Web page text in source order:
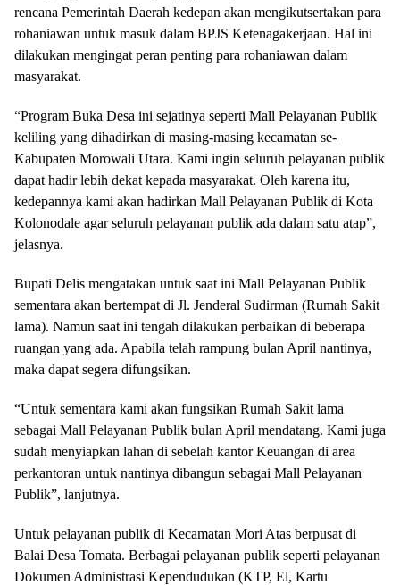
rencana Pemerintah Daerah kedepan akan mengikutsertakan para
rohaniawan untuk masuk dalam BPJS Ketenagakerjaan. Hal ini
dilakukan mengingat peran penting para rohaniawan dalam
masyarakat.
“Program Buka Desa ini sejatinya seperti Mall Pelayanan Publik
keliling yang dihadirkan di masing-masing kecamatan se-
Kabupaten Morowali Utara. Kami ingin seluruh pelayanan publik
dapat hadir lebih dekat kepada masyarakat. Oleh karena itu,
kedepannya kami akan hadirkan Mall Pelayanan Publik di Kota
Kolonodale agar seluruh pelayanan publik ada dalam satu atap”,
jelasnya.
Bupati Delis mengatakan untuk saat ini Mall Pelayanan Publik
sementara akan bertempat di Jl. Jenderal Sudirman (Rumah Sakit
lama). Namun saat ini tengah dilakukan perbaikan di beberapa
ruangan yang ada. Apabila telah rampung bulan April nantinya,
maka dapat segera difungsikan.
“Untuk sementara kami akan fungsikan Rumah Sakit lama
sebagai Mall Pelayanan Publik bulan April mendatang. Kami juga
sudah menyiapkan lahan di sebelah kantor Keuangan di area
perkantoran untuk nantinya dibangun sebagai Mall Pelayanan
Publik”, lanjutnya.
Untuk pelayanan publik di Kecamatan Mori Atas berpusat di
Balai Desa Tomata. Berbagai pelayanan publik seperti pelayanan
Dokumen Administrasi Kependudukan (KTP, El, Kartu